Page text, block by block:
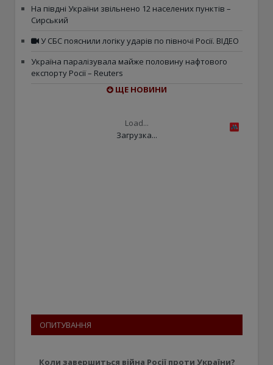
На півдні України звільнено 12 населених пунктів –
Сирський
У СБС пояснили логіку ударів по півночі Росії. ВІДЕО
Україна паралізувала майже половину нафтового
експорту Росії – Reuters
ЩЕ НОВИНИ
Load...
Загрузка...
ОПИТУВАННЯ
Коли завершиться війна Росії проти України?